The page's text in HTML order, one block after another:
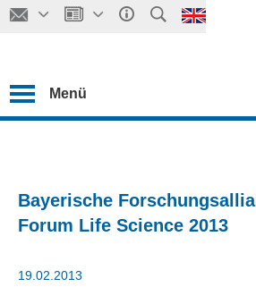
Menü
Bayerische
Forum Life Science 2013
19.02.2013